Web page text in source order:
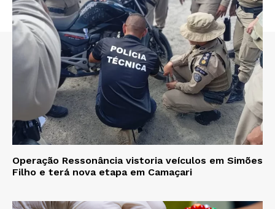
Operação Ressonância vistoria veículos em Simões
Filho e terá nova etapa em Camaçari